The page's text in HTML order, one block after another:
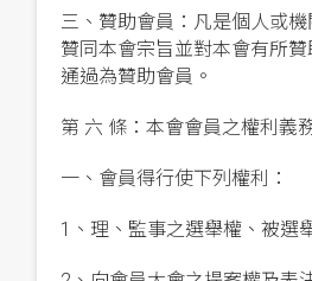
三、贊助會員：凡是個人或機
贊同本會宗旨並對本會有所
通過為贊助會員。
第 六 條：本會會員之權利義
一、會員得行使下列權利：
1、理、監事之選舉權、被選